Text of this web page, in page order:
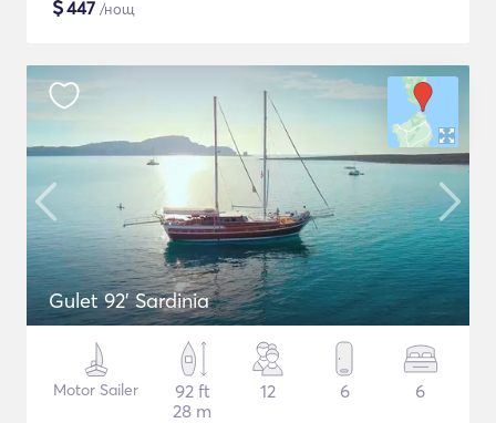
$447 /нощ
Gulet 92' Sardinia
Motor Sailer
92 ft
28 m
12 6 6